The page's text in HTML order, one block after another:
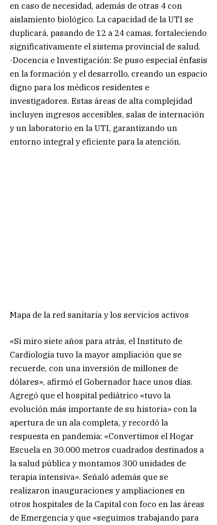
en caso de necesidad, además de otras 4 con
aislamiento biológico. La capacidad de la UTI se
duplicará, pasando de 12 a 24 camas, fortaleciendo
significativamente el sistema provincial de salud.
-Docencia e Investigación: Se puso especial énfasis
en la formación y el desarrollo, creando un espacio
digno para los médicos residentes e
investigadores. Estas áreas de alta complejidad
incluyen ingresos accesibles, salas de internación
y un laboratorio en la UTI, garantizando un
entorno integral y eficiente para la atención.
Mapa de la red sanitaria y los servicios activos
«Si miro siete años para atrás, el Instituto de
Cardiología tuvo la mayor ampliación que se
recuerde, con una inversión de millones de
dólares», afirmó el Gobernador hace unos días.
Agregó que el hospital pediátrico «tuvo la
evolución más importante de su historia» con la
apertura de un ala completa, y recordó la
respuesta en pandemia: «Convertimos el Hogar
Escuela en 30.000 metros cuadrados destinados a
la salud pública y montamos 300 unidades de
terapia intensiva». Señaló además que se
realizaron inauguraciones y ampliaciones en
otros hospitales de la Capital con foco en las áreas
de Emergencia y que «seguimos trabajando para